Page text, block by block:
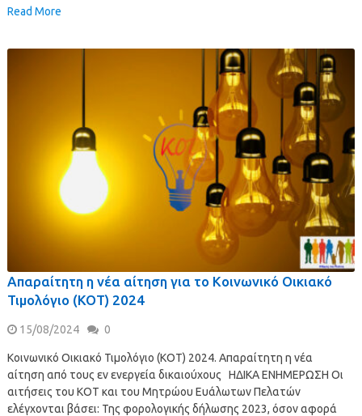
Read More
Απαραίτητη η νέα αίτηση για το Κοινωνικό Οικιακό
Τιμολόγιο (ΚΟΤ) 2024
15/08/2024 0
Κοινωνικό Οικιακό Τιμολόγιο (ΚΟΤ) 2024. Απαραίτητη η νέα
αίτηση από τους εν ενεργεία δικαιούχους ΗΔΙΚΑ ΕΝΗΜΕΡΩΣΗ Οι
αιτήσεις του ΚΟΤ και του Μητρώου Ευάλωτων Πελατών
ελέγχονται βάσει: Της φορολογικής δήλωσης 2023, όσον αφορά